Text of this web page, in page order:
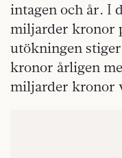
intagen och år. I
miljarder kronor
utökningen
kronor årligen
miljarder kronor